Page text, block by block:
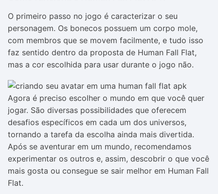
O primeiro passo no jogo é caracterizar o seu
personagem. Os bonecos possuem um corpo mole,
com membros que se movem facilmente, e tudo isso
faz sentido dentro da proposta de Human Fall Flat,
mas a cor escolhida para usar durante o jogo não.
Agora é preciso escolher o mundo em que você quer
jogar. São diversas possibilidades que oferecem
desafios específicos em cada um dos universos,
tornando a tarefa da escolha ainda mais divertida.
Após se aventurar em um mundo, recomendamos
experimentar os outros e, assim, descobrir o que você
mais gosta ou consegue se sair melhor em Human Fall
Flat.